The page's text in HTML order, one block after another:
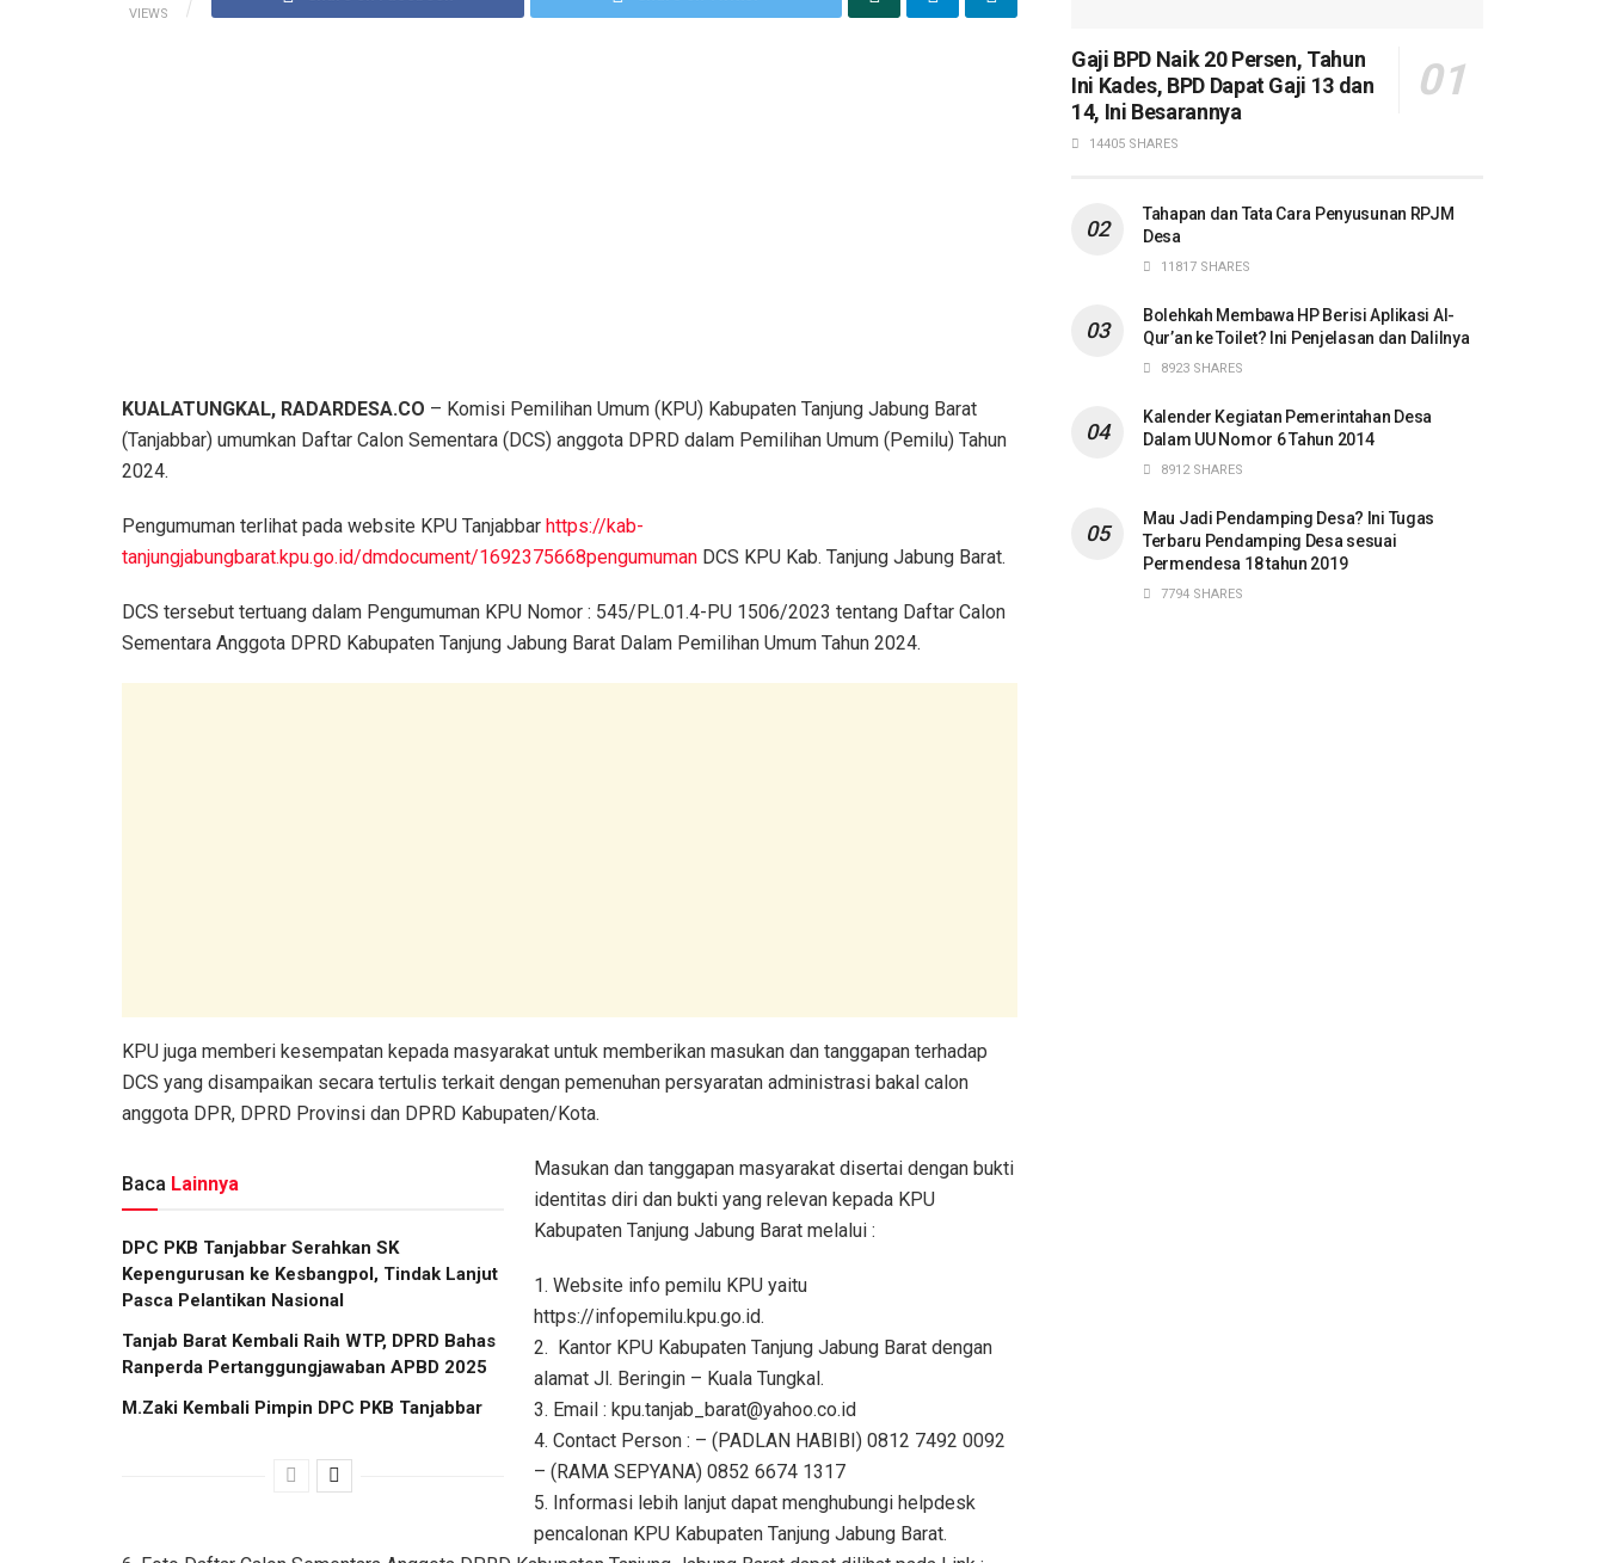
VIEWS
KUALATUNGKAL, RADARDESA.CO – Komisi Pemilihan Umum (KPU) Kabupaten Tanjung Jabung Barat
(Tanjabbar) umumkan Daftar Calon Sementara (DCS) anggota DPRD dalam Pemilihan Umum (Pemilu) Tahun
2024.
Pengumuman terlihat pada website KPU Tanjabbar https://kab-
tanjungjabungbarat.kpu.go.id/dmdocument/1692375668pengumuman DCS KPU Kab. Tanjung Jabung Barat.
DCS tersebut tertuang dalam Pengumuman KPU Nomor : 545/PL.01.4-PU 1506/2023 tentang Daftar Calon
Sementara Anggota DPRD Kabupaten Tanjung Jabung Barat Dalam Pemilihan Umum Tahun 2024.
KPU juga memberi kesempatan kepada masyarakat untuk memberikan masukan dan tanggapan terhadap
DCS yang disampaikan secara tertulis terkait dengan pemenuhan persyaratan administrasi bakal calon
anggota DPR, DPRD Provinsi dan DPRD Kabupaten/Kota.
Baca Lainnya
DPC PKB Tanjabbar Serahkan SK
Kepengurusan ke Kesbangpol, Tindak Lanjut
Pasca Pelantikan Nasional
Tanjab Barat Kembali Raih WTP, DPRD Bahas
Ranperda Pertanggungjawaban APBD 2025
M.Zaki Kembali Pimpin DPC PKB Tanjabbar
Masukan dan tanggapan masyarakat disertai dengan bukti
identitas diri dan bukti yang relevan kepada KPU
Kabupaten Tanjung Jabung Barat melalui :
1. Website info pemilu KPU yaitu
https://infopemilu.kpu.go.id.
2. Kantor KPU Kabupaten Tanjung Jabung Barat dengan
alamat Jl. Beringin – Kuala Tungkal.
3. Email : kpu.tanjab_barat@yahoo.co.id
4. Contact Person : – (PADLAN HABIBI) 0812 7492 0092
– (RAMA SEPYANA) 0852 6674 1317
5. Informasi lebih lanjut dapat menghubungi helpdesk
pencalonan KPU Kabupaten Tanjung Jabung Barat.
Gaji BPD Naik 20 Persen, Tahun
Ini Kades, BPD Dapat Gaji 13 dan
14, Ini Besarannya
14405 SHARES
Tahapan dan Tata Cara Penyusunan RPJM
Desa
11817 SHARES
Bolehkah Membawa HP Berisi Aplikasi Al-
Qur’an ke Toilet? Ini Penjelasan dan Dalilnya
8923 SHARES
Kalender Kegiatan Pemerintahan Desa
Dalam UU Nomor 6 Tahun 2014
8912 SHARES
Mau Jadi Pendamping Desa? Ini Tugas
Terbaru Pendamping Desa sesuai
Permendesa 18 tahun 2019
7794 SHARES